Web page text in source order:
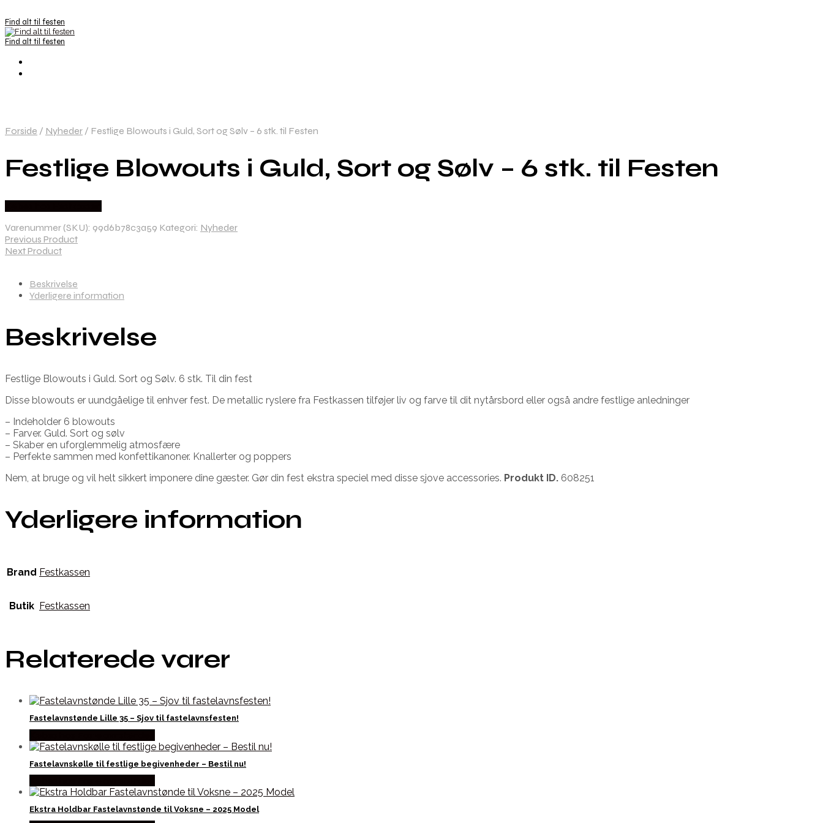
Find alt til festen
Find alt til festen
Forside / Nyheder / Festlige Blowouts i Guld, Sort og Sølv – 6 stk. til Festen
Festlige Blowouts i Guld, Sort og Sølv – 6 stk. til Festen
Varenummer (SKU): 99d6b78c3a59 Kategori: Nyheder
Previous Product
Next Product
Beskrivelse
Yderligere information
Beskrivelse
Festlige Blowouts i Guld. Sort og Sølv. 6 stk. Til din fest
Disse blowouts er uundgåelige til enhver fest. De metallic ryslere fra Festkassen tilføjer liv og farve til dit nytårsbord eller også andre festlige anledninger
– Indeholder 6 blowouts
– Farver. Guld. Sort og sølv
– Skaber en uforglemmelig atmosfære
– Perfekte sammen med konfettikanoner. Knallerter og poppers
Nem, at bruge og vil helt sikkert imponere dine gæster. Gør din fest ekstra speciel med disse sjove accessories. Produkt ID. 608251
Yderligere information
Brand Festkassen
Butik Festkassen
Relaterede varer
Fastelavnstønde Lille 35 – Sjov til fastelavnsfesten!
Fastelavnskølle til festlige begivenheder – Bestil nu!
Ekstra Holdbar Fastelavnstønde til Voksne – 2025 Model